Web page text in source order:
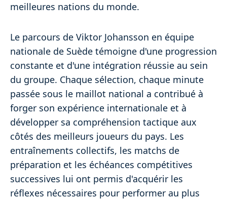
meilleures nations du monde.
Le parcours de Viktor Johansson en équipe
nationale de Suède témoigne d'une progression
constante et d'une intégration réussie au sein
du groupe. Chaque sélection, chaque minute
passée sous le maillot national a contribué à
forger son expérience internationale et à
développer sa compréhension tactique aux
côtés des meilleurs joueurs du pays. Les
entraînements collectifs, les matchs de
préparation et les échéances compétitives
successives lui ont permis d'acquérir les
réflexes nécessaires pour performer au plus